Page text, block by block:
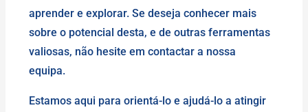
aprender e explorar. Se deseja conhecer mais
sobre o potencial desta, e de outras ferramentas
valiosas, não hesite em contactar a nossa
equipa.
Estamos aqui para orientá-lo e ajudá-lo a atingir